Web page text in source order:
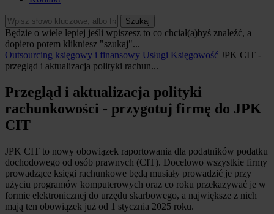
Szukaj
Będzie o wiele lepiej jeśli wpiszesz to co chciał(a)byś znaleźć, a
dopiero potem klikniesz "szukaj"...
Outsourcing księgowy i finansowy Usługi Księgowość JPK CIT -
przegląd i aktualizacja polityki rachun...
Przegląd i aktualizacja polityki
rachunkowości - przygotuj firmę do JPK
CIT
JPK CIT to nowy obowiązek raportowania dla podatników podatku
dochodowego od osób prawnych (CIT). Docelowo wszystkie firmy
prowadzące księgi rachunkowe będą musiały prowadzić je przy
użyciu programów komputerowych oraz co roku przekazywać je w
formie elektronicznej do urzędu skarbowego, a największe z nich
mają ten obowiązek już od 1 stycznia 2025 roku.